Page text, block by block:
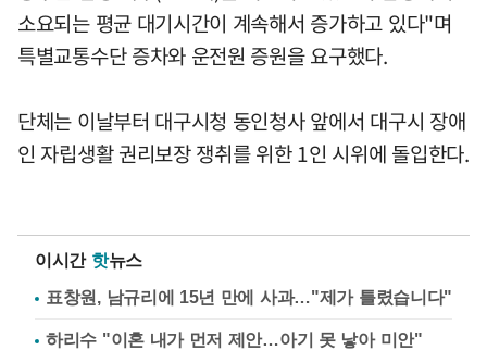
소요되는 평균 대기시간이 계속해서 증가하고 있다"며
특별교통수단 증차와 운전원 증원을 요구했다.
단체는 이날부터 대구시청 동인청사 앞에서 대구시 장애
인 자립생활 권리보장 쟁취를 위한 1인 시위에 돌입한다.
이시간 핫뉴스
표창원, 남규리에 15년 만에 사과…"제가 틀렸습니다"
하리수 "이혼 내가 먼저 제안…아기 못 낳아 미안"